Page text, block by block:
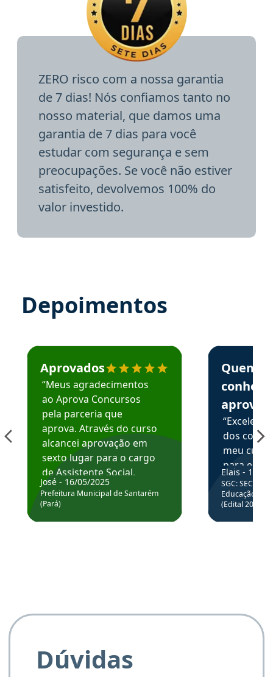
ZERO risco com a nossa garantia
de 7 dias! Nós confiamos tanto no
nosso material, que damos uma
garantia de 7 dias para você
estudar com segurança e sem
preocupações. Se você não estiver
satisfeito, devolvemos 100% do
valor investido.
Depoimentos
Estudante José recomenda o Aprova Concursos em
Aprovados
“Meus agradecimentos
ao Aprova Concursos
pela parceria que
aprova. Através do curso
alcancei aprovação em
sexto lugar para o cargo
de Assistente Social.
Hoje estou atuando na
Prefeitura de Santarém.
José - 16/05/2025
Prefeitura Municipal de Santarém
(Pará)
Estudante
Quem
aprova
dos
meu
para
colocar
através
de
Elais - 15/
SGC: SEC BA
Educação
(Edital
Dúvidas